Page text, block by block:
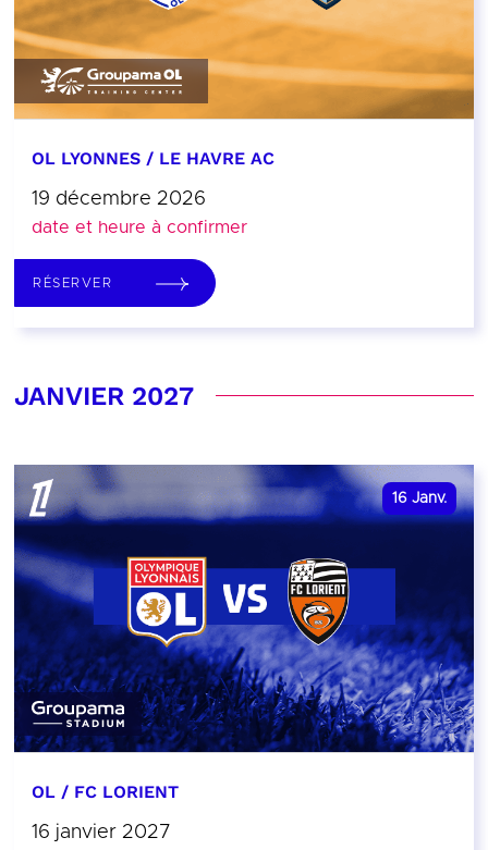
OL LYONNES / LE HAVRE AC
19 décembre 2026
date et heure à confirmer
RÉSERVER
JANVIER 2027
16 Janv.
OL / FC LORIENT
16 janvier 2027